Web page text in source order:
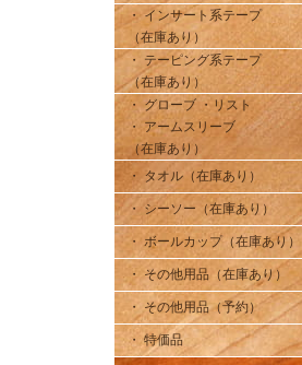
・ インサート系テープ
（在庫あり）
・ テーピング系テープ
（在庫あり）
・ グローブ ・リスト
・ アームスリーブ
（在庫あり）
・ タオル（在庫あり）
・ シーソー（在庫あり）
・ ボールカップ（在庫あり）
・ その他用品（在庫あり）
・ その他用品（予約）
・ 特価品